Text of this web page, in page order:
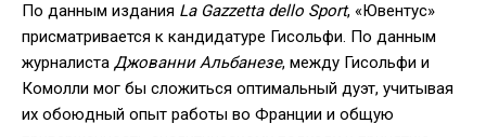
По данным издания La Gazzetta dello Sport, «Ювентус»
присматривается к кандидатуре Гисольфи. По данным
журналиста Джованни Альбанезе, между Гисольфи и
Комолли мог бы сложиться оптимальный дуэт, учитывая
их обоюдный опыт работы во Франции и общую